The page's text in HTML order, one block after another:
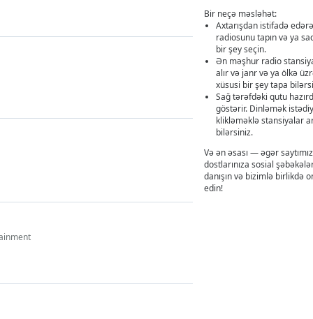
Bir neçə məsləhət:
Axtarışdan istifadə
radiosunu tapın və ya
bir şey seçin.
Ən məşhur radio
alır və janr və ya ölkə
xüsusi bir şey tapa
Sağ tərəfdəki qutu
göstərir. Dinləmək
klikləməklə stansiyalar
bilərsiniz.
Və ən əsası — əgər
dostlarınıza sosial
danışın və bizimlə birlikdə
edin!